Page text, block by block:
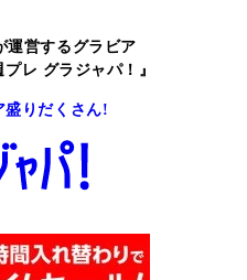
運営するグラビア
レ グラジャパ！』
盛りだくさん!